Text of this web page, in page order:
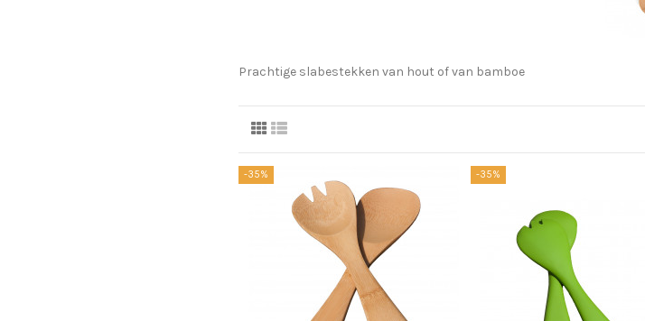
Prachtige slabestekken van hout of van bamboe
-35% -35%